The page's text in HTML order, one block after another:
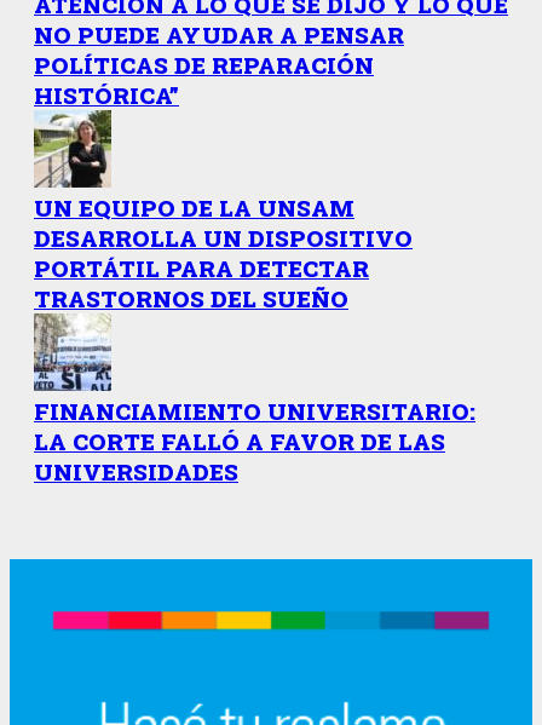
NO PUEDE AYUDAR A PENSAR
POLÍTICAS DE REPARACIÓN
HISTÓRICA”
UN EQUIPO DE LA UNSAM
DESARROLLA UN DISPOSITIVO
PORTÁTIL PARA DETECTAR
TRASTORNOS DEL SUEÑO
FINANCIAMIENTO UNIVERSITARIO:
LA CORTE FALLÓ A FAVOR DE LAS
UNIVERSIDADES